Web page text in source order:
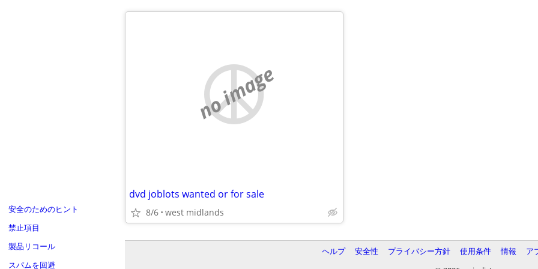
安全のためのヒント
禁止項目
製品リコール
スパムを回避
no image
dvd joblots wanted or for sale
8/6 west midlands
ヘルプ 安全性 プライバシー方針 使用条件 情報 ア